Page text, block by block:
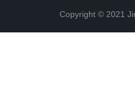
Copyright © 2021